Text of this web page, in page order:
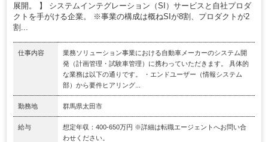
展開。 】 システムインテグレーション（SI）サービスと自社プロダ
クトを手がける企業。 ※事業の構成は概ねSIが8割、プロダクトが2
割...
仕事内容
業務ソリューション事業における自動車メーカーのシステム開
発（計画管理・試験車管理）に携わっていただきます。 具体的
な業務は以下の通りです。 ・エンドユーザー（情報システム
部）から要件ヒアリング...
勤務地 群馬県太田市
給与
想定年収：400-650万円 ※詳細は転職エージェントへお問い合
わせください。